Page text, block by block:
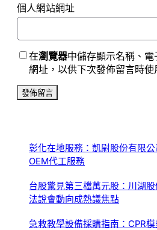
個人網站網址
在瀏覽器中儲存顯示名稱、
網址，以供下次發佈留言時使
彰化在地服務：凱尉股份有限
OEM代工服務
台股驚見第三檔萬元股：川湖
法說會動向成熱議焦點
急救教學設備採購指南：CPR